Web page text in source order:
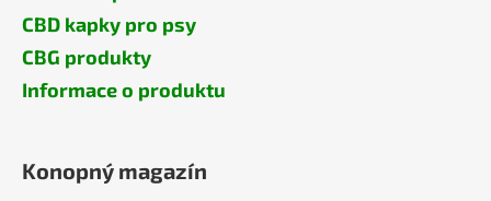
CBD kapky pro psy
CBG produkty
Informace o produktu
Konopný magazín